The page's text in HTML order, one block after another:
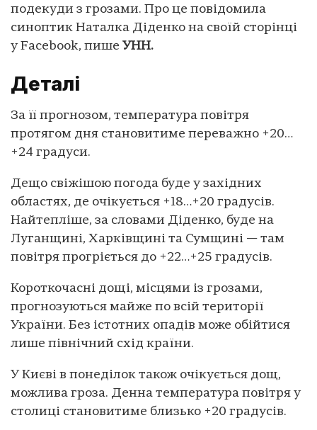
подекуди з грозами. Про це повідомила
синоптик Наталка Діденко на своїй сторінці
у Facebook, пише УНН.
Деталі
За її прогнозом, температура повітря
протягом дня становитиме переважно +20…
+24 градуси.
Дещо свіжішою погода буде у західних
областях, де очікується +18…+20 градусів.
Найтепліше, за словами Діденко, буде на
Луганщині, Харківщині та Сумщині — там
повітря прогріється до +22…+25 градусів.
Короткочасні дощі, місцями із грозами,
прогнозуються майже по всій території
України. Без істотних опадів може обійтися
лише північний схід країни.
У Києві в понеділок також очікується дощ,
можлива гроза. Денна температура повітря у
столиці становитиме близько +20 градусів.